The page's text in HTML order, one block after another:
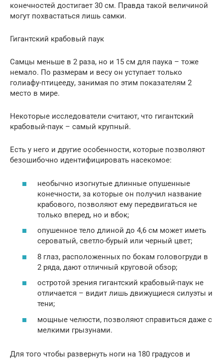
конечностей достигает 30 см. Правда такой величиной
могут похвастаться лишь самки.
Гигантский крабовый паук
Самцы меньше в 2 раза, но и 15 см для паука – тоже
немало. По размерам и весу он уступает только
голиафу-птицееду, занимая по этим показателям 2
место в мире.
Некоторые исследователи считают, что гигантский
крабовый-паук – самый крупный.
Есть у него и другие особенности, которые позволяют
безошибочно идентифицировать насекомое:
необычно изогнутые длинные опушенные
конечности, за которые он получил название
крабового, позволяют ему передвигаться не
только вперед, но и вбок;
опушенное тело длиной до 4,6 см может иметь
сероватый, светло-бурый или черный цвет;
8 глаз, расположенных по бокам головогруди в
2 ряда, дают отличный круговой обзор;
остротой зрения гигантский крабовый-паук не
отличается – видит лишь движущиеся силуэты и
тени;
мощные челюсти, позволяют справиться даже с
мелкими грызунами.
Для того чтобы развернуть ноги на 180 градусов и